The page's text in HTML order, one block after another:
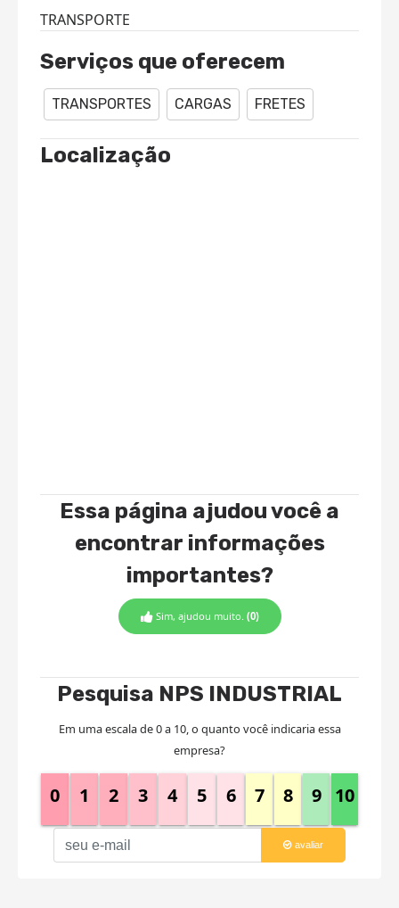
TRANSPORTE
Serviços que oferecem
TRANSPORTES CARGAS FRETES
Localização
Essa página ajudou você a
encontrar informações
importantes?
Sim, ajudou muito. (0)
Pesquisa NPS INDUSTRIAL
Em uma escala de 0 a 10, o quanto você indicaria essa
empresa?
0 1 2 3 4 5 6 7 8 9 10
avaliar